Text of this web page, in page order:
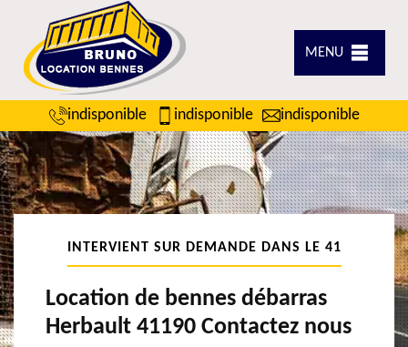
MENU
indisponible indisponible indisponible
INTERVIENT SUR DEMANDE DANS LE 41
Location de bennes débarras
Herbault 41190 Contactez nous